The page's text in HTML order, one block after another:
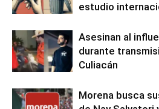
estudio
Asesinan al
durante
Culiacán
Morena busca